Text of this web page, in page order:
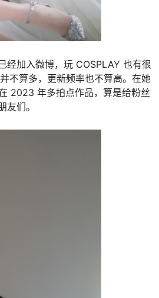
经加入微博，玩 COSPLAY 也有很
不算多，更新频率也不算高。在她
2023 年多拍点作品，算是给粉丝
们。